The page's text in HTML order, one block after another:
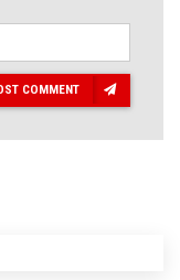
COMMENT